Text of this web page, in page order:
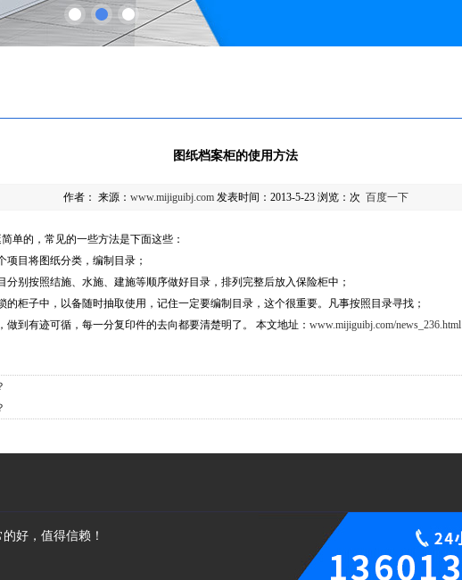
图纸档案柜的使用方法
作者： 来源： www.mijiguibj.com发表时间：2013-5-23 浏览： 次 百度一下
单的，常见的一些方法是下面这些：
项目将图纸分类，编制目录；
分别按照结施、水施、建施等顺序做好目录，排列完整后放入保险柜中；
的柜子中，以备随时抽取使用，记住一定要编制目录，这个很重要。凡事按照目录寻找；
做到有迹可循，每一分复印件的去向都要清楚明了。 本文地址： www.mijiguibj.com/news_236.html
好，值得信赖！